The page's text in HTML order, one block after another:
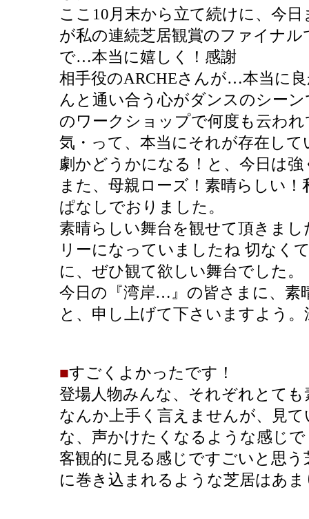
ここ10月末から立て続けに、今
が私の連続芝居観賞のファイナ
で…本当に嬉しく！感謝
相手役のARCHEさんが…本当に
んと通い合う心がダンスのシー
のワークショップで何度も云わ
気・って、本当にそれが存在し
劇かどうかになる！と、今日は
また、母親ローズ！素晴らしい
ぱなしでおりました。
素晴らしい舞台を観せて頂きま
リーになっていましたね 切なく
に、ぜひ観て欲しい舞台でした。
今日の『湾岸…』の皆さまに、素
と、申し上げて下さいますよう。
■すごくよかったです！
登場人物みんな、それぞれとて
なんか上手く言えませんが、見
な、声かけたくなるような感じ
客観的に見る感じですごいと思
に巻き込まれるような芝居はあ